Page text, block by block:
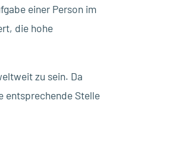
einer Person im
die hohe
zu sein. Da
entsprechende Stelle